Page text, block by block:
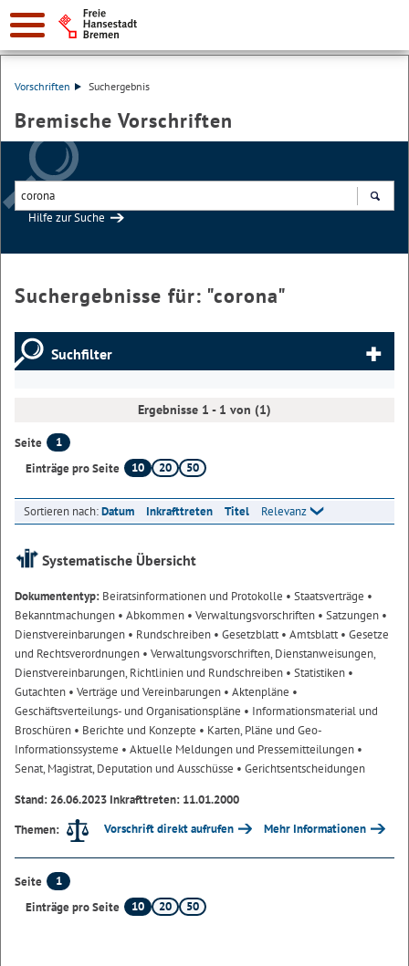
Vorschriften Suchergebnis
Bremische Vorschriften
Hilfe zur Suche
Suchergebnisse für: "corona"
Suchfilter
Ergebnisse 1 - 1 von (1)
Seite
1
Einträge pro Seite
10 20 50
Sortieren nach:Datum Inkrafttreten Titel Relevanz
Systematische Übersicht
Dokumententyp: Beiratsinformationen und Protokolle • Staatsverträge •
Bekanntmachungen • Abkommen • Verwaltungsvorschriften • Satzungen •
Dienstvereinbarungen • Rundschreiben • Gesetzblatt• Amtsblatt• Gesetze
und Rechtsverordnungen • Verwaltungsvorschriften, Dienstanweisungen,
Dienstvereinbarungen, Richtlinien und Rundschreiben • Statistiken •
Gutachten • Verträge und Vereinbarungen • Aktenpläne •
Geschäftsverteilungs- und Organisationspläne • Informationsmaterial und
Broschüren • Berichte und Konzepte • Karten, Pläne und Geo-
Informationssysteme • Aktuelle Meldungen und Pressemitteilungen •
Senat, Magistrat, Deputation und Ausschüsse • Gerichtsentscheidungen
Stand: 26.06.2023 Inkrafttreten: 11.01.2000
Themen:
Vorschrift direkt aufrufen Mehr Informationen
Seite
1
Einträge pro Seite
10 20 50